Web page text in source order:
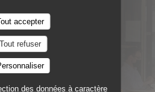
accepter
Tout refuser
des données à caractère
nouvelle fenêtre))
une nouvelle fenêtre))